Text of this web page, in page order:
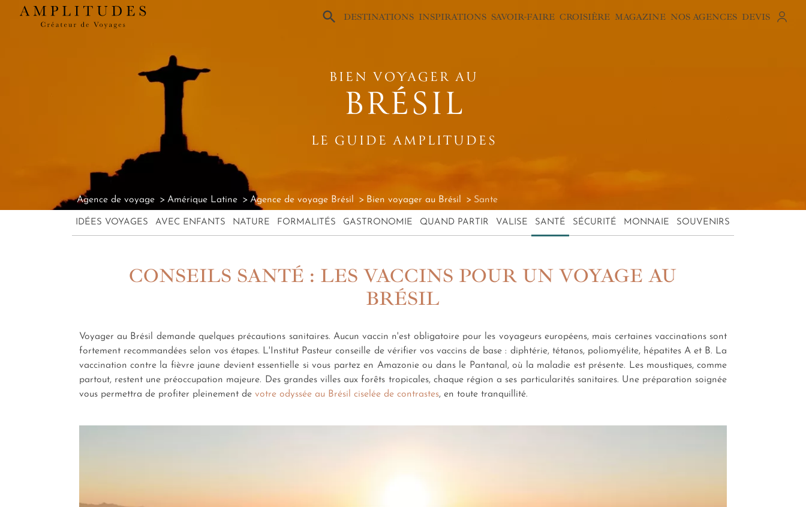
× DESTINATIONS INSPIRATIONS SAVOIR-FAIRE CROISIÈRE MAGAZINE NOS AGENCES DEVIS
BIEN VOYAGER AU
BRÉSIL
LE GUIDE AMPLITUDES
Agence de voyage Amérique Latine Agence de voyage Brésil Bien voyager au Brésil Sante
IDÉES VOYAGES AVEC ENFANTS NATURE FORMALITÉS GASTRONOMIE QUAND PARTIR VALISE SANTÉ SÉCURITÉ MONNAIE SOUVENIRS
CONSEILS SANTÉ : LES VACCINS POUR UN VOYAGE AU
BRÉSIL
Voyager au Brésil demande quelques précautions sanitaires. Aucun vaccin n'est obligatoire pour les voyageurs européens, mais certaines vaccinations sont
fortement recommandées selon vos étapes. L'Institut Pasteur conseille de vérifier vos vaccins de base : diphtérie, tétanos, poliomyélite, hépatites A et B. La
vaccination contre la fièvre jaune devient essentielle si vous partez en Amazonie ou dans le Pantanal, où la maladie est présente. Les moustiques, comme
partout, restent une préoccupation majeure. Des grandes villes aux forêts tropicales, chaque région a ses particularités sanitaires. Une préparation soignée
vous permettra de profiter pleinement de votre odyssée au Brésil ciselée de contrastes, en toute tranquillité.